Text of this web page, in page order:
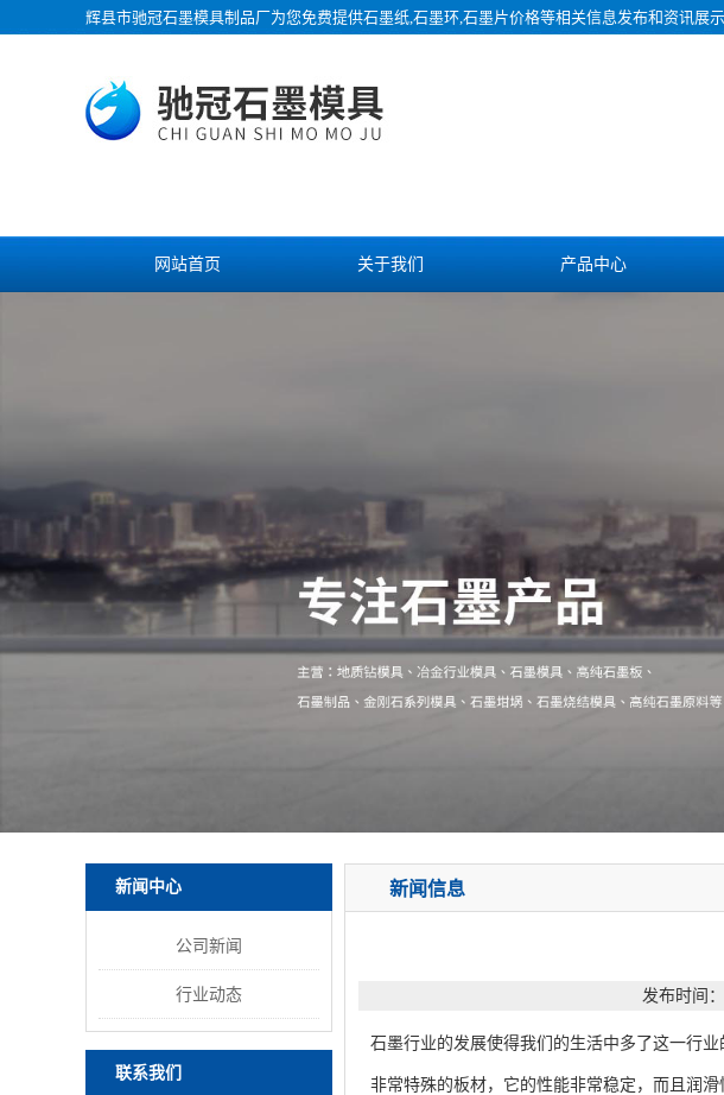
辉县市驰冠石墨模具制品厂为您免费提供石墨纸,石墨环,石墨片价格等相关信息发布和资讯展示
网站首页 关于我们 产品中心
新闻中心
公司新闻
行业动态
联系我们
新闻信息
发布时间
石墨行业的发展使得我们的生活中多了这一行
非常特殊的板材，它的性能非常稳定，而且润